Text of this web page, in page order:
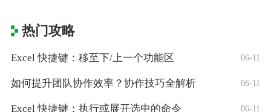
热门攻略
Excel 快捷键：移至下/上一个功能区 06-11
如何提升团队协作效率？协作技巧全解析 06-11
Excel 快捷键：执行或展开选中的命令 06-11